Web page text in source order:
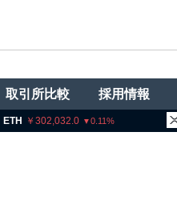
取引所比較 採用情報
0.11 XRP